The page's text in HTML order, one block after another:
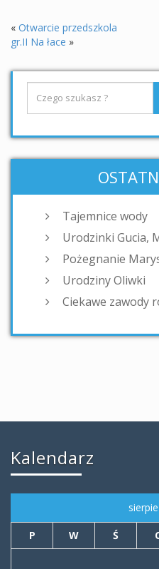
« Otwarcie przedszkola
gr.II Na łace »
Tajemnice wody
Urodzinki Gucia,
Pożegnanie
Urodziny Oliwki
Ciekawe zawody
Kalendarz
P W Ś